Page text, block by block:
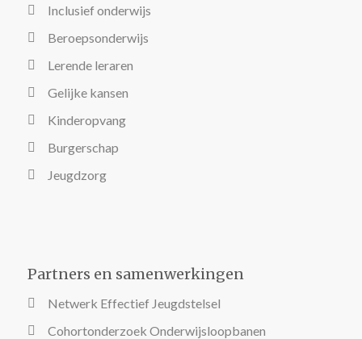
Inclusief onderwijs
Beroepsonderwijs
Lerende leraren
Gelijke kansen
Kinderopvang
Burgerschap
Jeugdzorg
Partners en samenwerkingen
Netwerk Effectief Jeugdstelsel
Cohortonderzoek Onderwijsloopbanen